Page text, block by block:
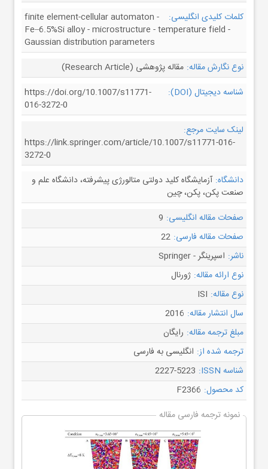
کلمات کلیدی انگلیسی:
finite element-cellular automaton -
Fe–6.5%Si alloy - microstructure - temperature field -
Gaussian distribution parameters
نوع نگارش مقاله: مقاله پژوهشی (Research Article)
شناسه دیجیتال (DOI):
https://doi.org/10.1007/s11771-
016-3272-0
لینک سایت مرجع:
https://link.springer.com/article/10.1007/s11771-016-
3272-0
دانشگاه: آزمایشگاه کلید دولتی متالورژی پیشرفته، دانشگاه علم و
صنعت پکن، پکن، چین
صفحات مقاله انگلیسی: 9
صفحات مقاله فارسی: 22
ناشر: اسپرینگر - Springer
نوع ارائه مقاله: ژورنال
نوع مقاله: ISI
سال انتشار مقاله: 2016
مبلغ ترجمه مقاله: رایگان
ترجمه شده از: انگلیسی به فارسی
شناسه ISSN:
2227-5223
کد محصول: F2366
نمونه ترجمه فارسی مقاله